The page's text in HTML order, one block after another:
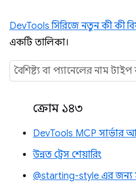
DevTools সিরিজে নতুন কী কী
একটি তালিকা।
ক্রোম ১৪৩
DevTools MCP সার্ভার
উন্নত ট্রেস শেয়ারিং
@starting-style এর জন্য